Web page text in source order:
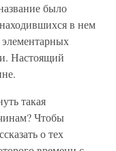
было
в нем
Настоящий
такая
Чтобы
о тех